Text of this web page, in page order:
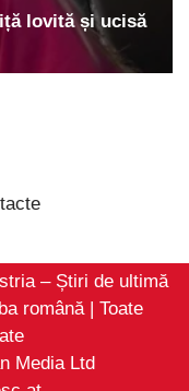
– Știri de ultimă
română | Toate
Media Ltd